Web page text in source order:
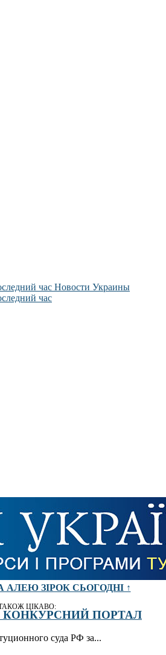
Новости Украины
АЛЕЮ ЗІРОК СЬОГОДНІ ↑
ЦІКАВО:
КОНКУРСНИЙ ПОРТАЛ
суда РФ за...